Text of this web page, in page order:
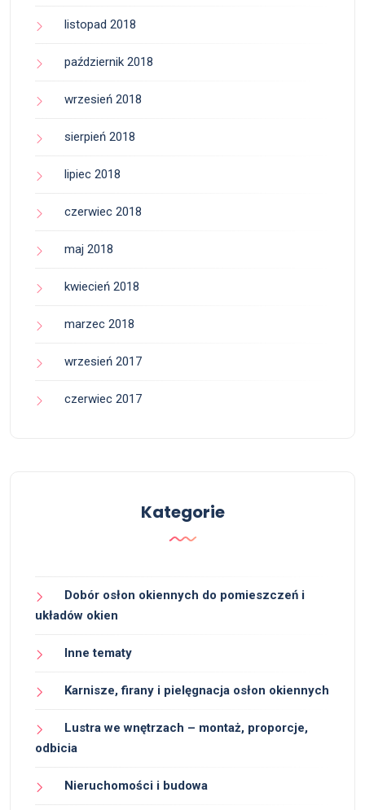
listopad 2018
październik 2018
wrzesień 2018
sierpień 2018
lipiec 2018
czerwiec 2018
maj 2018
kwiecień 2018
marzec 2018
wrzesień 2017
czerwiec 2017
Kategorie
Dobór osłon okiennych do pomieszczeń i
układów okien
Inne tematy
Karnisze, firany i pielęgnacja osłon okiennych
Lustra we wnętrzach – montaż, proporcje,
odbicia
Nieruchomości i budowa